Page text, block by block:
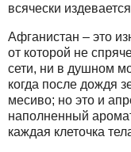
всячески
Афганистан – это
от которой не
сети, ни в душном
когда после дождя
месиво; но это и
наполненный
каждая клеточка